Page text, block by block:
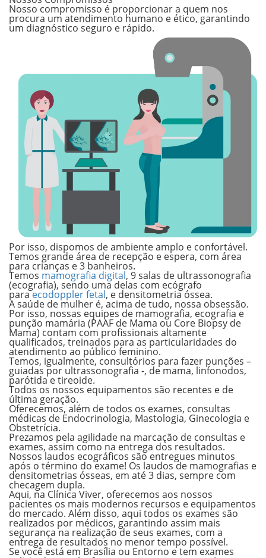
Nosso compromisso é proporcionar a quem nos
procura um atendimento humano e ético, garantindo
um diagnóstico seguro e rápido.
Por isso, dispomos de ambiente amplo e confortável.
Temos grande área de recepção e espera, com área
para crianças e 3 banheiros.
Temos mamografia digital, 9 salas de ultrassonografia
(ecografia), sendo uma delas com ecógrafo
paraecodoppler fetal, e densitometria óssea.
A saúde de mulher é, acima de tudo, nossa obsessão.
Por isso, nossas equipes de mamografia, ecografia e
punção mamária (PAAF de Mama ou Core Biopsy de
Mama) contam com profissionais altamente
qualificados, treinados para as particularidades do
atendimento ao público feminino.
Temos, igualmente, consultórios para fazer punções –
guiadas por ultrassonografia -, de mama, linfonodos,
parótida e tireoide.
Todos os nossos equipamentos são recentes e de
última geração.
Oferecemos, além de todos os exames, consultas
médicas de Endocrinologia, Mastologia, Ginecologia e
Obstetrícia.
Prezamos pela agilidade na marcação de consultas e
exames, assim como na entrega dos resultados.
Nossos laudos ecográficos são entregues minutos
após o término do exame! Os laudos de mamografias e
densitometrias ósseas, em até 3 dias, sempre com
checagem dupla.
Aqui, na Clínica Viver, oferecemos aos nossos
pacientes os mais modernos recursos e equipamentos
do mercado. Além disso, aqui todos os exames são
realizados por médicos, garantindo assim mais
segurança na realização de seus exames, com a
entrega de resultados no menor tempo possível.
Se você está em Brasília ou Entorno e tem exames